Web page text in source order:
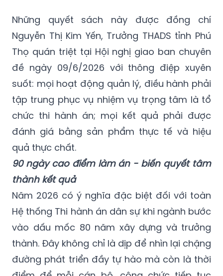
Những quyết sách này được đồng chí
Nguyễn Thị Kim Yến, Trưởng THADS tỉnh Phú
Thọ quán triệt tại Hội nghị giao ban chuyên
đề ngày 09/6/2026 với thông điệp xuyên
suốt: mọi hoạt động quản lý, điều hành phải
tập trung phục vụ nhiệm vụ trọng tâm là tổ
chức thi hành án; mọi kết quả phải được
đánh giá bằng sản phẩm thực tế và hiệu
quả thực chất.
90 ngày cao điểm làm án - biến quyết tâm
thành kết quả
Năm 2026 có ý nghĩa đặc biệt đối với toàn
Hệ thống Thi hành án dân sự khi ngành bước
vào dấu mốc 80 năm xây dựng và trưởng
thành. Đây không chỉ là dịp để nhìn lại chặng
đường phát triển đầy tự hào mà còn là thời